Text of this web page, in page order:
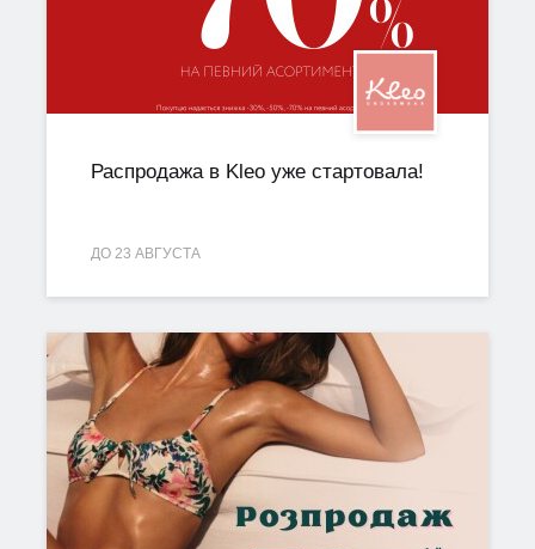
Распродажа в Kleo уже стартовала!
ДО 23 АВГУСТА